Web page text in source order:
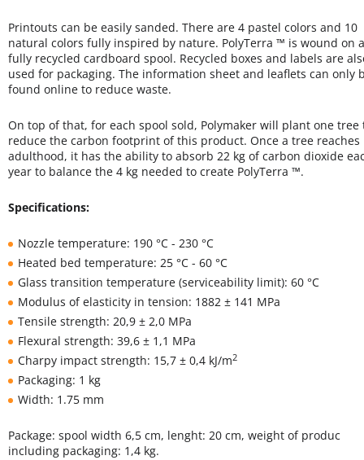
Printouts can be easily sanded. There are 4 pastel colors and 10
natural colors fully inspired by nature. PolyTerra ™ is wound on a
fully recycled cardboard spool. Recycled boxes and labels are
used for packaging. The information sheet and leaflets can only
found online to reduce waste.
On top of that, for each spool sold, Polymaker will plant one tree
reduce the carbon footprint of this product. Once a tree reaches
adulthood, it has the ability to absorb 22 kg of carbon dioxide
year to balance the 4 kg needed to create PolyTerra ™.
Specifications:
Nozzle temperature: 190 °C - 230 °C
Heated bed temperature: 25 °C - 60 °C
Glass transition temperature (serviceability limit): 60 °C
Modulus of elasticity in tension: 1882 ± 141 MPa
Tensile strength: 20,9 ± 2,0 MPa
Flexural strength: 39,6 ± 1,1 MPa
Charpy impact strength: 15,7 ± 0,4 kJ/m2
Packaging: 1 kg
Width: 1.75 mm
Package: spool width 6,5 cm, lenght: 20 cm, weight of produc
including packaging: 1,4 kg.